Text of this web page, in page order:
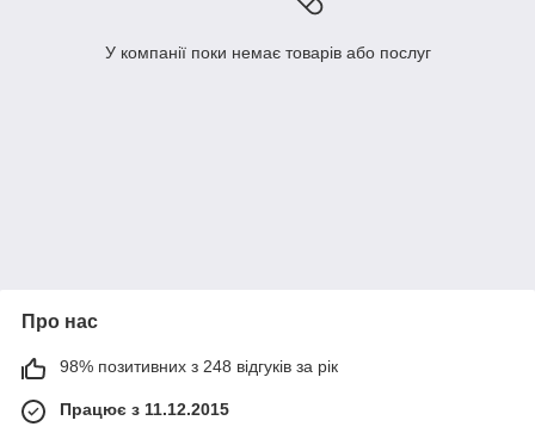
У компанії поки немає товарів або послуг
Про нас
98% позитивних з 248 відгуків за рік
Працює з 11.12.2015